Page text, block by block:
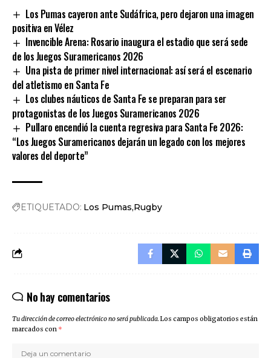
Los Pumas cayeron ante Sudáfrica, pero dejaron una imagen
positiva en Vélez
Invencible Arena: Rosario inaugura el estadio que será sede
de los Juegos Suramericanos 2026
Una pista de primer nivel internacional: así será el escenario
del atletismo en Santa Fe
Los clubes náuticos de Santa Fe se preparan para ser
protagonistas de los Juegos Suramericanos 2026
Pullaro encendió la cuenta regresiva para Santa Fe 2026:
“Los Juegos Suramericanos dejarán un legado con los mejores
valores del deporte”
ETIQUETADO: Los Pumas Rugby
No hay comentarios
Tu dirección de correo electrónico no será publicada.Los campos obligatorios están
marcados con *